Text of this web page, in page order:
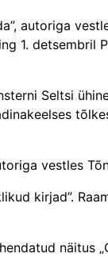
autoriga
1. detsembril
Seltsi
vestles
kirjad”.
näitus